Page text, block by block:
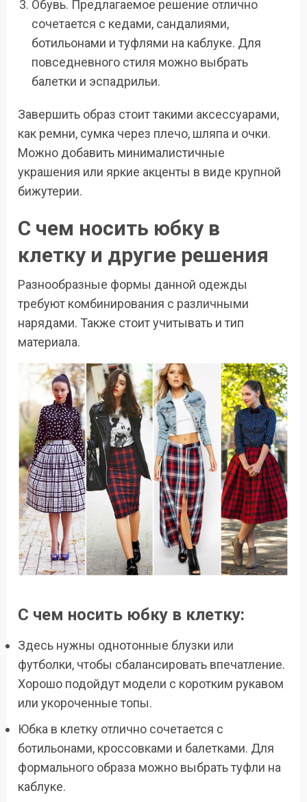
Обувь. Предлагаемое решение отлично
сочетается с кедами, сандалиями,
ботильонами и туфлями на каблуке. Для
повседневного стиля можно выбрать
балетки и эспадрильи.
Завершить образ стоит такими аксессуарами,
как ремни, сумка через плечо, шляпа и очки.
Можно добавить минималистичные
украшения или яркие акценты в виде крупной
бижутерии.
С чем носить юбку в
клетку и другие решения
Разнообразные формы данной одежды
требуют комбинирования с различными
нарядами. Также стоит учитывать и тип
материала.
С чем носить юбку в клетку:
Здесь нужны однотонные блузки или
футболки, чтобы сбалансировать впечатление.
Хорошо подойдут модели с коротким рукавом
или укороченные топы.
Юбка в клетку отлично сочетается с
ботильонами, кроссовками и балетками. Для
формального образа можно выбрать туфли на
каблуке.